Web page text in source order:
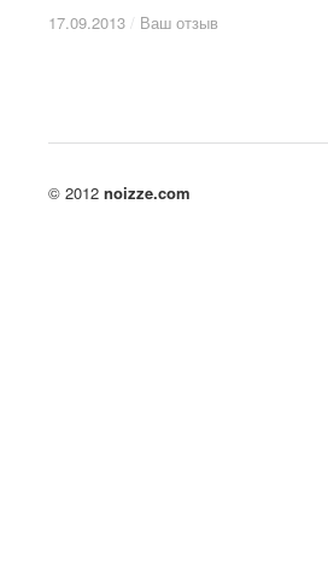
17.09.2013 / Ваш отзыв
17.09.2013 / Ваш отзыв
© 2012 noizze.com